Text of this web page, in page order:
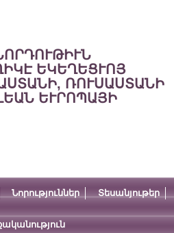
ԵԿԵՂԵՑՒՈՅ
ՌՈՒՍԱՍՏԱՆԻ
ԵՒՐՈՊԱՅԻ
Նորություններ Տեսանյութեր